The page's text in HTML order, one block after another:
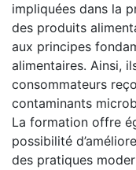
impliquées dans la
des produits
aux principes
alimentaires. Ainsi,
consommateurs
contaminants
La formation offre
possibilité
des pratiques